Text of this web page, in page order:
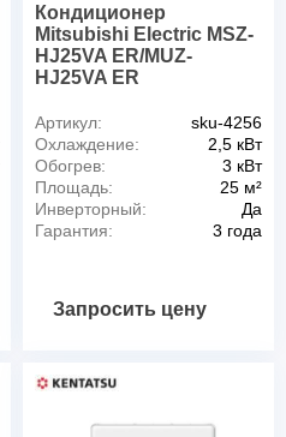
Кондиционер
Mitsubishi Electric MSZ-
HJ25VA ER/MUZ-
HJ25VA ER
Артикул:
sku-4256
Охлаждение:
2,5 кВт
Обогрев:
3 кВт
Площадь:
25 м²
Инверторный:
Да
Гарантия:
3 года
Запросить цену